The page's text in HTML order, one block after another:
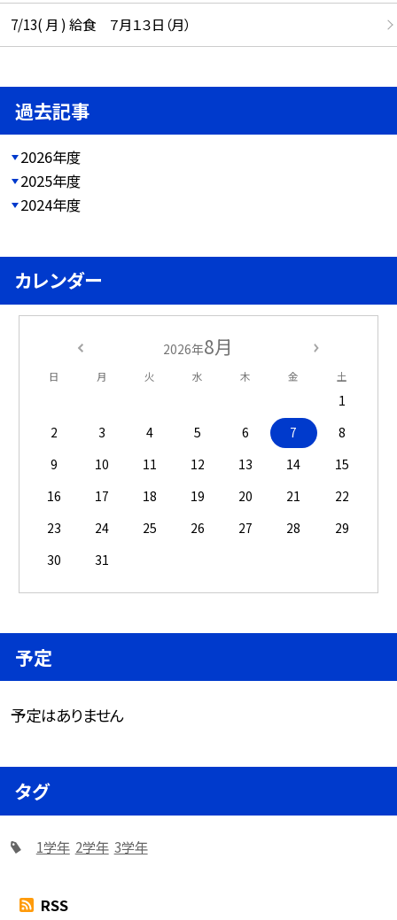
7/13( 月 ) 給食 ７月１３日（月）
過去記事
2026年度
2025年度
2024年度
カレンダー
2026年8月
日 月 火 水 木 金 土
1
2
3 4 5 6 7
8
9
10 11 12 13 14
15
16
17 18 19 20 21
22
23
24 25 26 27 28
29
30
31
予定
予定はありません
タグ
1学年 2学年 3学年
RSS